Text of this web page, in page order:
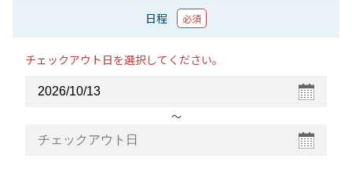
日程 必須
チェックアウト日を選択してください。
〜